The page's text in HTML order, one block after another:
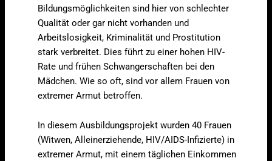
Bildungsmöglichkeiten sind hier von schlechter
Qualität oder gar nicht vorhanden und
Arbeitslosigkeit, Kriminalität und Prostitution
stark verbreitet. Dies führt zu einer hohen HIV-
Rate und frühen Schwangerschaften bei den
Mädchen. Wie so oft, sind vor allem Frauen von
extremer Armut betroffen.
In diesem Ausbildungsprojekt wurden 40 Frauen
(Witwen, Alleinerziehende, HIV/AIDS-Infizierte) in
extremer Armut, mit einem täglichen Einkommen